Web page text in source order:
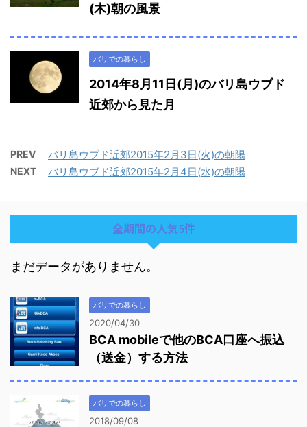
(木)朝の風景
バリでの暮らし
2014年8月11日(月)のバリ島ウブド
近郊から見た月
PREV バリ島ウブド近郊2015年2月3日(火)の朝陽
NEXT バリ島ウブド近郊2015年2月4日(水)の朝陽
全期間の人気5件
まだデータがありません。
バリでの暮らし
2020/04/30
BCA mobileで他のBCA口座へ振込
（送金）する方法
バリでの暮らし
2018/09/08